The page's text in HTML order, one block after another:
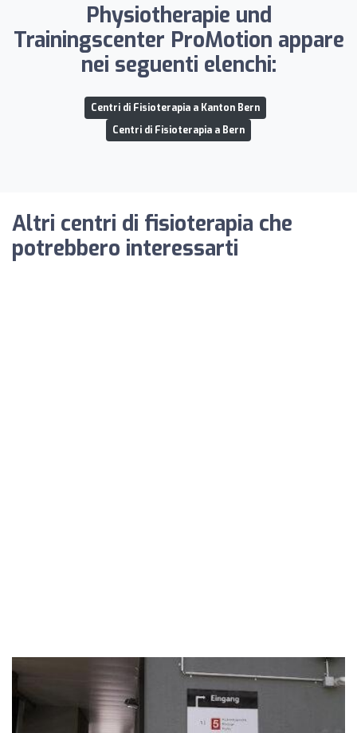
Physiotherapie und
Trainingscenter ProMotion appare
nei seguenti elenchi:
Centri di Fisioterapia a Kanton Bern
Centri di Fisioterapia a Bern
Altri centri di fisioterapia che
potrebbero interessarti